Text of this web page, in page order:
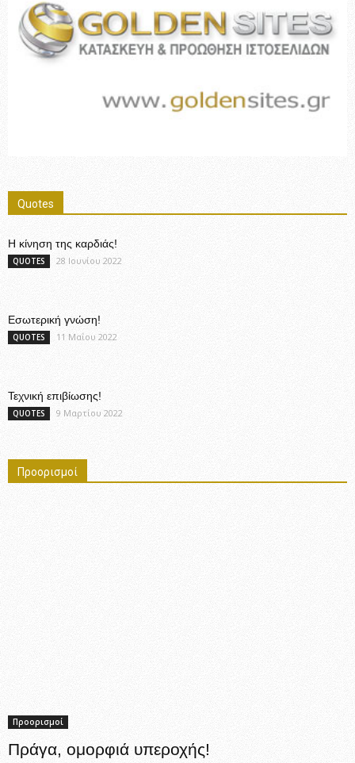
Quotes
Η κίνηση της καρδιάς!
QUOTES 28 Ιουνίου 2022
Εσωτερική γνώση!
QUOTES 11 Μαΐου 2022
Τεχνική επιβίωσης!
QUOTES 9 Μαρτίου 2022
Προορισμοί
Προορισμοί
Πράγα, ομορφιά υπεροχής!